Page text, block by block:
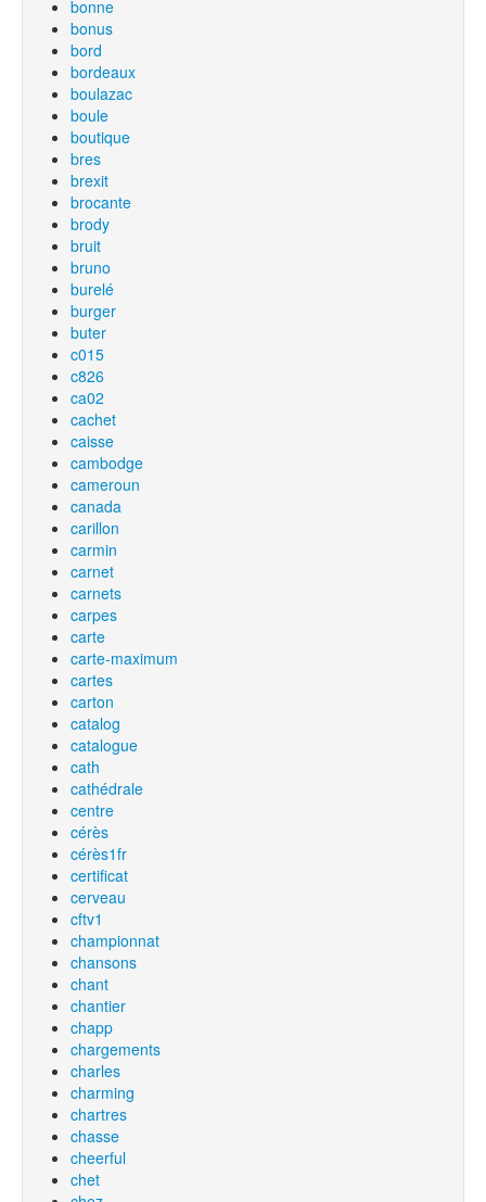
bonne
bonus
bord
bordeaux
boulazac
boule
boutique
bres
brexit
brocante
brody
bruit
bruno
burelé
burger
buter
c015
c826
ca02
cachet
caisse
cambodge
cameroun
canada
carillon
carmin
carnet
carnets
carpes
carte
carte-maximum
cartes
carton
catalog
catalogue
cath
cathédrale
centre
cérès
cérès1fr
certificat
cerveau
cftv1
championnat
chansons
chant
chantier
chapp
chargements
charles
charming
chartres
chasse
cheerful
chet